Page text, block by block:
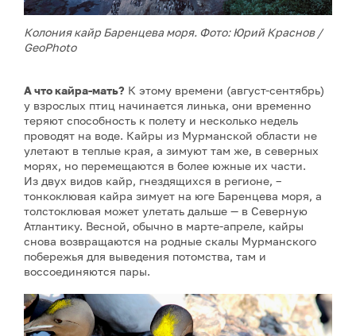
Колония кайр Баренцева моря. Фото: Юрий Краснов /
GeoPhoto
А что кайра-мать? К этому времени (август-сентябрь)
у взрослых птиц начинается линька, они временно
теряют способность к полету и несколько недель
проводят на воде. Кайры из Мурманской области не
улетают в теплые края, а зимуют там же, в северных
морях, но перемещаются в более южные их части.
Из двух видов кайр, гнездящихся в регионе, –
тонкоклювая кайра зимует на юге Баренцева моря, а
толстоклювая может улетать дальше — в Северную
Атлантику. Весной, обычно в марте-апреле, кайры
снова возвращаются на родные скалы Мурманского
побережья для выведения потомства, там и
воссоединяются пары.